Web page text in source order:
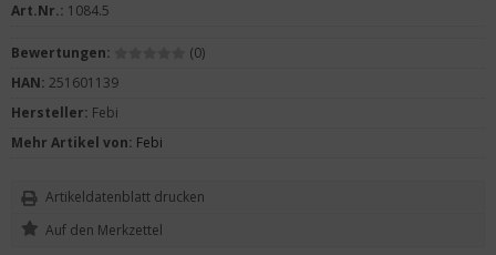
Art.Nr.: 1084.5
Bewertungen:
(0)
HAN: 251601139
Hersteller: Febi
Mehr Artikel von: Febi
Artikeldatenblatt drucken